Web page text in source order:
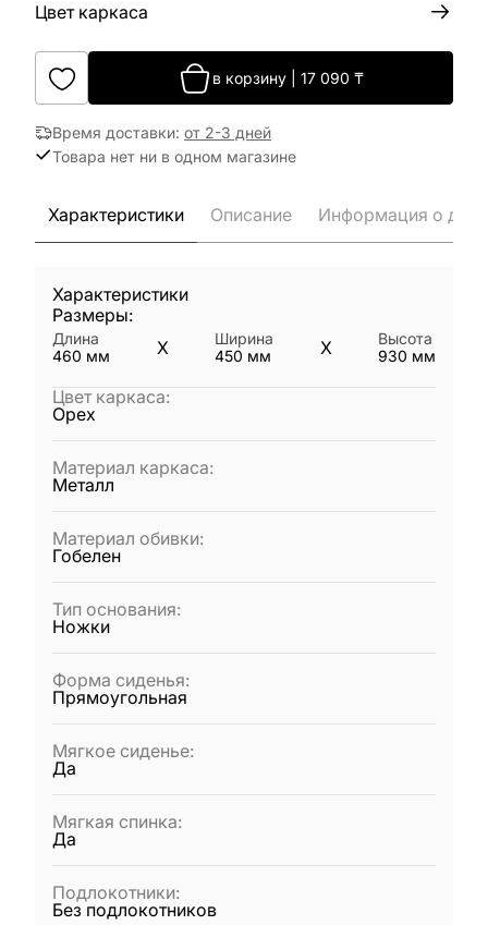
Цвет каркаса
в корзину 17 090 ₸
Время доставки: от 2-3 дней
Товара нет ни в одном магазине
Характеристики Описание Информация о
Характеристики
Размеры:
Длина
460 мм X
Ширина
450 мм X
Высота
930 мм
Цвет каркаса:
Орех
Материал каркаса:
Металл
Материал обивки:
Гобелен
Тип основания:
Ножки
Форма сиденья:
Прямоугольная
Мягкое сиденье:
Да
Мягкая спинка:
Да
Подлокотники:
Без подлокотников